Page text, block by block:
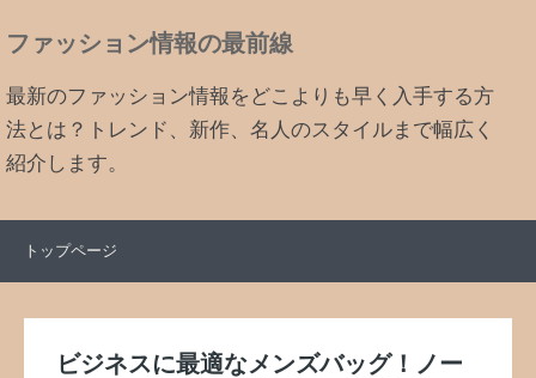
ファッション情報の最前線
最新のファッション情報をどこよりも早く入手する方
法とは？トレンド、新作、名人のスタイルまで幅広く
紹介します。
トップページ
ビジネスに最適なメンズバッグ！ノー